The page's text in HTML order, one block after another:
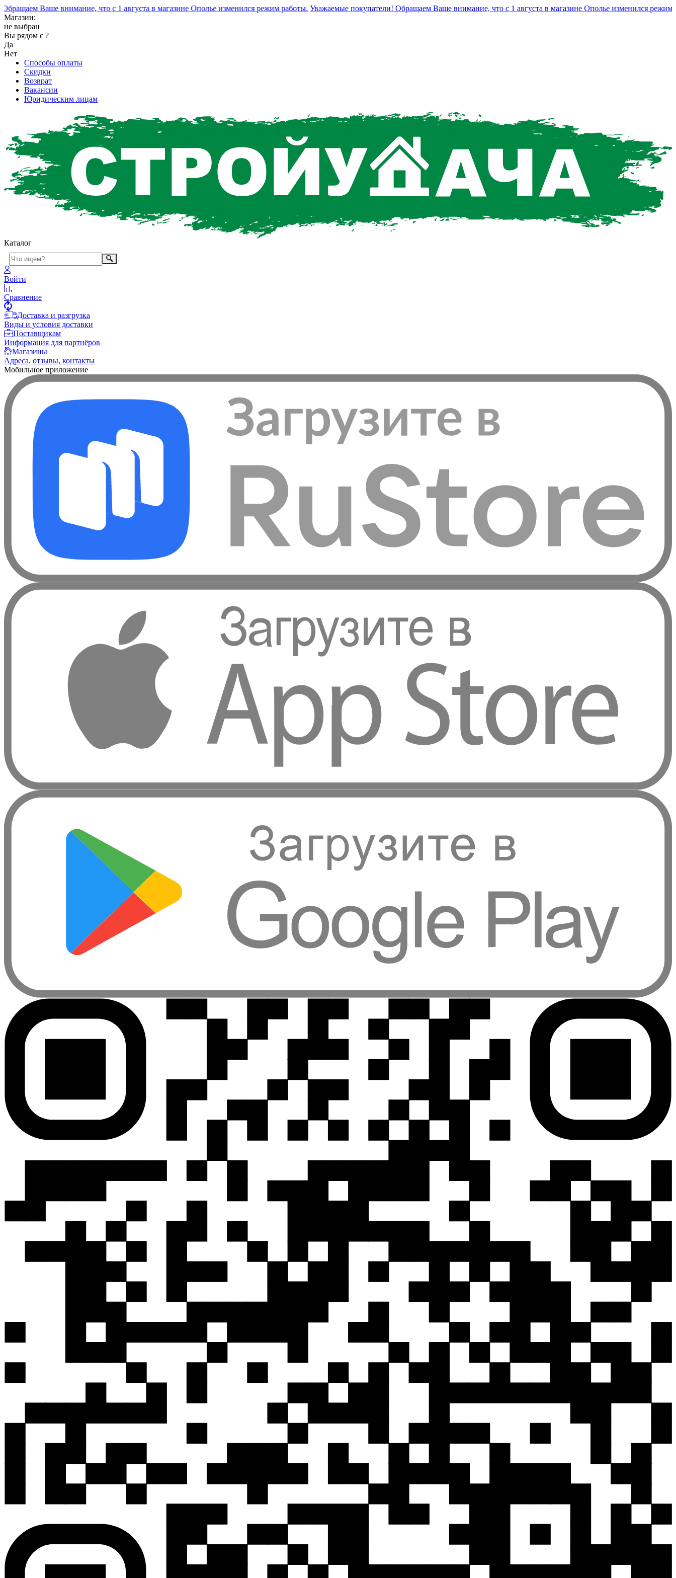
Ваше внимание, что с 1 августа в магазине Ополье изменился режим работы. Уважаемые покупатели! Обращаем Ваше внимание, что с 1 августа в магазине Ополье изменился режим
Магазин:
не выбран
Вы рядом с ?
Да
Нет
Способы оплаты
Скидки
Возврат
Вакансии
Юридическим лицам
Каталог
Войти
Сравнение
Доставка и разгрузка
Виды и условия доставки
Поставщикам
Информация для партнёров
Магазины
Адреса, отзывы, контакты
Мобильное приложение